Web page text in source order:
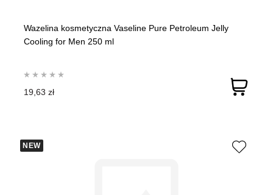
Wazelina kosmetyczna Vaseline Pure Petroleum Jelly
Cooling for Men 250 ml
19,63 zł
NEW